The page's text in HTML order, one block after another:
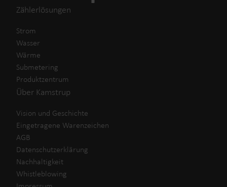
Zählerlösungen
Strom
Wasser
Wärme
Submetering
Produktzentrum
Über Kamstrup
Vision und Geschichte
Eingetragene Warenzeichen
AGB
Datenschutzerklärung
Nachhaltigkeit
Whistleblowing